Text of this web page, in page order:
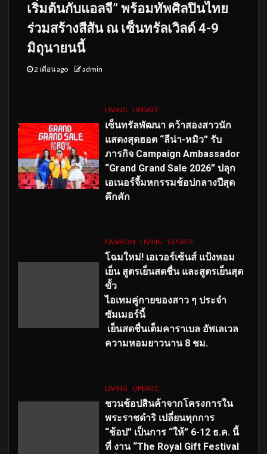
เริ่มต้นกับแอลจี” พร้อมทัพศิลปินไทย
ร่วมสร้างสีสัน ณ เซ็นทรัลเวิลด์ 4-9
มิถุนายนนี้
2 เดือน ago admin
LIVING UPDATE
เซ็นทรัลพัฒนา คว้าสองสาวนัก
แสดงสุดฮอต “ลีน่า-หมิว” รับ
ภารกิจ Campaign Ambassador
“Grand Grand Sale 2026” ปลุก
เอเนอร์จี้มหกรรมช้อปกลางปีสุด
คึกคัก
FASHION LIVING UPDATE
โฉมใหม่! เอเวอร์เซ้นส์ แป้งหอม
เย็น สูตรเย็นสดชื่น และสูตรเย็นสุด
ขั้ว
ไอเทมคู่กายของสาว ๆ ประจำ
ซัมเมอร์นี้
เย็นสดชื่นเต็มคาราเบล อัพเลเวล
ความหอมยาวนาน 8 ชม.
LIVING UPDATE
ชวนช้อปสินค้าจากโครงการใน
พระราชดำริ เปลี่ยนทุกการ
“ช้อป” เป็นการ “ให้” 6-12 ธ.ค. นี้
ที่ งาน “The Royal Gift Festival